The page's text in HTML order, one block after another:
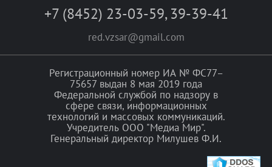
+7 (8452) 23-03-59, 39-39-41
red.vzsar@gmail.com
Регистрационный номер ИА № ФС77–
75657 выдан 8 мая 2019 года
Федеральной службой по надзору в
сфере связи, информационных
технологий и массовых коммуникаций.
Учредитель ООО "Медиа Мир".
Генеральный директор Милушев Ф.И.